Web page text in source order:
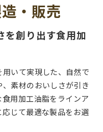
・販売
を創り出す食用加
いて実現した、自然で
素材のおいしさが引き
用加工油脂をラインア
じて最適な製品をお選